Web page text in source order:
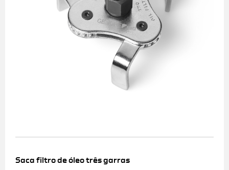
Saca filtro de óleo três garras